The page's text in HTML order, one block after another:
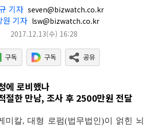
기자 seven@bizwatch.co.kr
원 기자 lsw@bizwatch.co.kr
2017.12.13(수) 16:28
에 로비했나
절한 만남, 조사 후 2500만원 전달
미칼, 대형 로펌(법무법인)이 얽힌 뇌